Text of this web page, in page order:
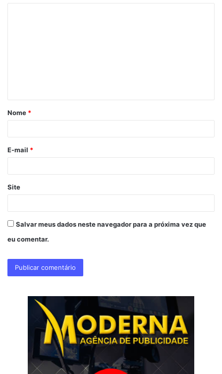
á
r
*
Nome *
E-mail *
Site
Salvar meus dados neste navegador para a próxima vez que
eu comentar.